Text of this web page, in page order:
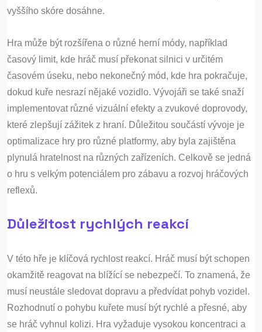
vyššího skóre dosáhne.
Hra může být rozšířena o různé herní módy, například
časový limit, kde hráč musí překonat silnici v určitém
časovém úseku, nebo nekonečný mód, kde hra pokračuje,
dokud kuře nesrazí nějaké vozidlo. Vývojáři se také snaží
implementovat různé vizuální efekty a zvukové doprovody,
které zlepšují zážitek z hraní. Důležitou součástí vývoje je
optimalizace hry pro různé platformy, aby byla zajištěna
plynulá hratelnost na různých zařízeních. Celkově se jedná
o hru s velkým potenciálem pro zábavu a rozvoj hráčových
reflexů.
Důležitost rychlých reakcí
V této hře je klíčová rychlost reakcí. Hráč musí být schopen
okamžitě reagovat na blížící se nebezpečí. To znamená, že
musí neustále sledovat dopravu a předvídat pohyb vozidel.
Rozhodnutí o pohybu kuřete musí být rychlé a přesné, aby
se hráč vyhnul kolizi. Hra vyžaduje vysokou koncentraci a